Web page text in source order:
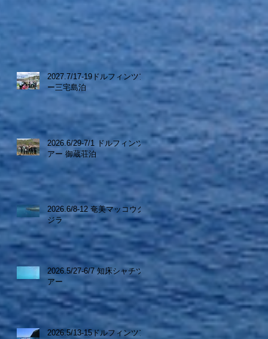
2027.7/17-19ドルフィンツア
ー三宅島泊
2026.6/29-7/1 ドルフィンツ
アー 御蔵荘泊
2026.6/8-12 奄美マッコウク
ジラ
2026.5/27-6/7 知床シャチツ
アー
2026.5/13-15ドルフィンツア